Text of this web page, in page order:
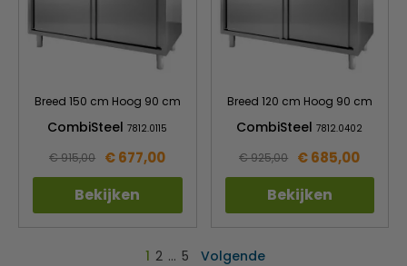
Breed 150 cm Hoog 90 cm
CombiSteel7812.0115
€ 915,00 € 677,00
Bekijken
Breed 120 cm Hoog 90 cm
CombiSteel7812.0402
€ 925,00 € 685,00
Bekijken
1 2 … 5 Volgende